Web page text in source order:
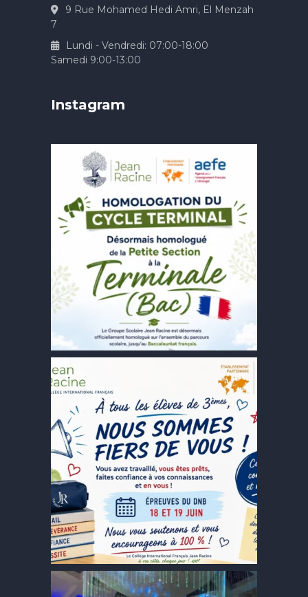
9 Rue Mohamed Hedi Amri, El Menzah
7
Lundi - Vendredi: 07:00-18:00
Samedi 9:00-13:00
Instagram